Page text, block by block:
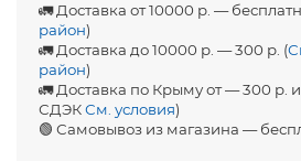
🚛 Доставка от 10000 р. —
район)
🚛 Доставка до 10000 р. — 300 р. (
район)
🚛 Доставка по Крыму от — 300 р.
СДЭКСм. условия)
🟢 Самовывоз из магазина —